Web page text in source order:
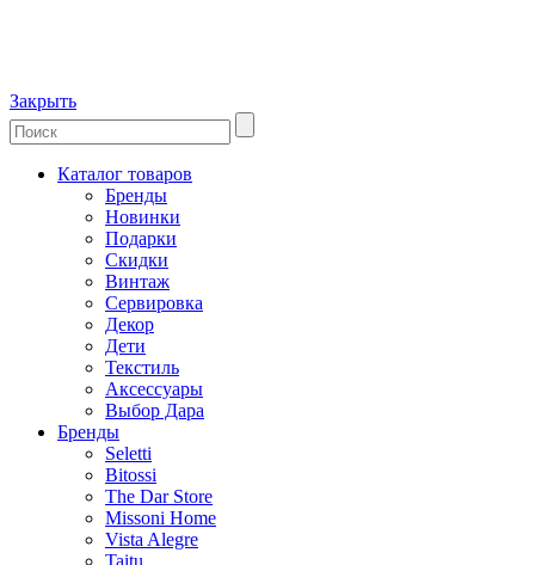
Закрыть
Каталог товаров
Бренды
Новинки
Подарки
Скидки
Винтаж
Сервировка
Декор
Дети
Текстиль
Аксессуары
Выбор Дара
Бренды
Seletti
Bitossi
The Dar Store
Missoni Home
Vista Alegre
Taitu